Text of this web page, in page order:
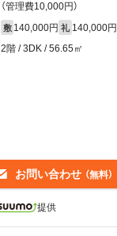
（管理費10,000円）
敷 140,000円 礼 140,000円
2階 / 3DK / 56.65㎡
お問い合わせ （無料）
提供